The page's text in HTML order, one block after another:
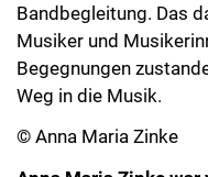
Bandbegleitung. Das
Musiker und
Begegnungen
Weg in die Musik.
© Anna Maria Zinke